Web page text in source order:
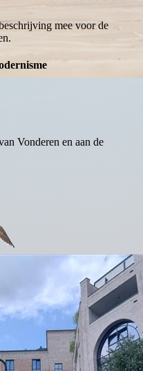
mee voor de
Vonderen en aan de